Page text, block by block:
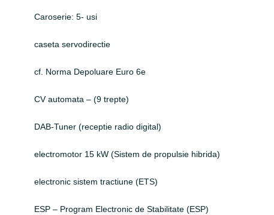
Caroserie: 5- usi
caseta servodirectie
cf. Norma Depoluare Euro 6e
CV automata – (9 trepte)
DAB-Tuner (receptie radio digital)
electromotor 15 kW (Sistem de propulsie hibrida)
electronic sistem tractiune (ETS)
ESP – Program Electronic de Stabilitate (ESP)